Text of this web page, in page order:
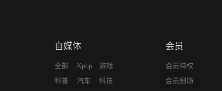
自媒体
全部
科普
Kpop
汽车
游戏
科技
会员
会员特权
会员剧场